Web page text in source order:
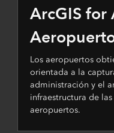
ArcGIS for
Los aeropuertos
orientada a la
administración y el
infraestructura de
aeropuertos.